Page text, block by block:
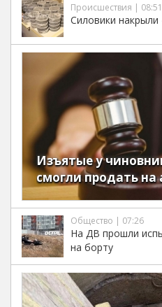
Происшествия | 08:51
Силовики
Изъятые у
смогли продать на
Общество | 07:26
На ДВ прошли
на борту